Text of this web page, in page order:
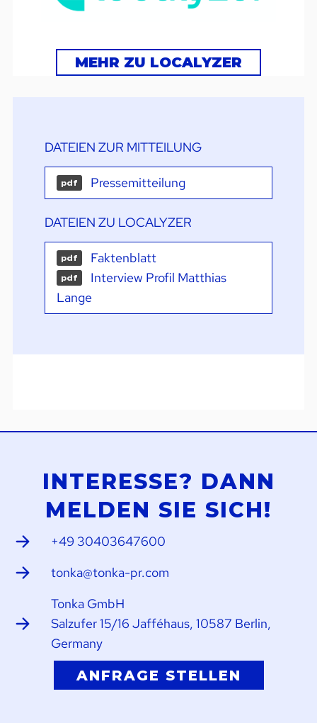
MEHR ZU LOCALYZER
DATEIEN ZUR MITTEILUNG
pdf Pressemitteilung
DATEIEN ZU LOCALYZER
pdf Faktenblatt
pdf
Interview Profil Matthias
Lange
INTERESSE? DANN
MELDEN SIE SICH!
+49 30403647600
tonka@tonka-pr.com
Tonka GmbH
Salzufer 15/16 Jafféhaus, 10587 Berlin,
Germany
ANFRAGE STELLEN